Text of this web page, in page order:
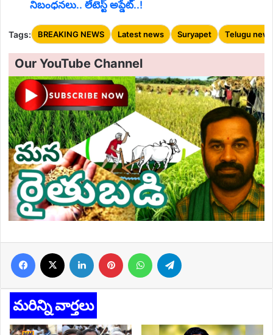
నిబంధనలు.. లేటెస్ట్ అప్డేట్..!
Tags: BREAKING NEWS Latest news Suryapet Telugu news
Our YouTube Channel
Facebook LinkedIn Pinterest WhatsApp
మరిన్ని వార్తలు